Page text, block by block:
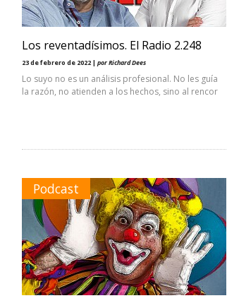
Los reventadísimos. El Radio 2.248
23 de febrero de 2022 | por Richard Dees
Lo suyo no es un análisis profesional. No les guía
la razón, no atienden a los hechos, sino al rencor
Podcast